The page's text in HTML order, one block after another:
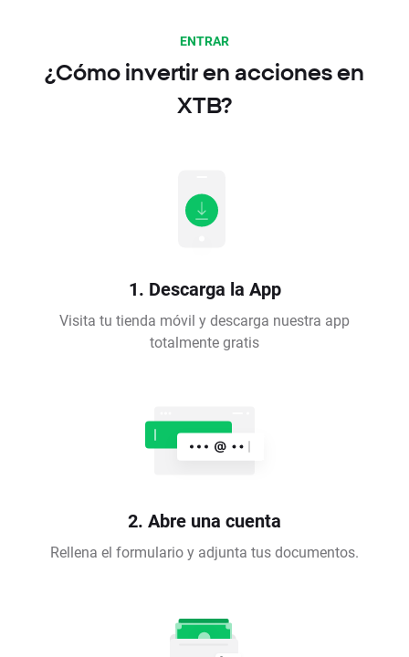
ENTRAR
¿Cómo invertir en acciones en
XTB?
1. Descarga la App
Visita tu tienda móvil y descarga nuestra app
totalmente gratis
2. Abre una cuenta
Rellena el formulario y adjunta tus documentos.